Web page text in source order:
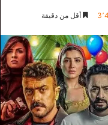
أقل من دقيقة